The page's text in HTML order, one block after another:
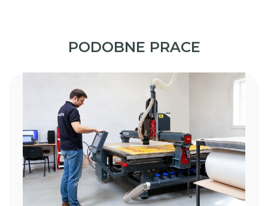
PODOBNE PRACE